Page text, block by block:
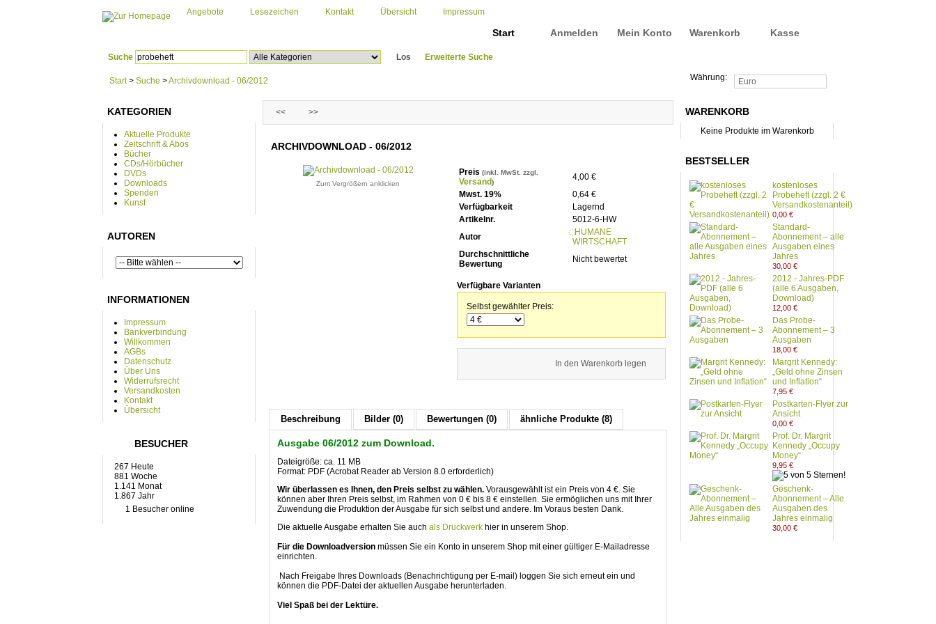
Angebote Lesezeichen Kontakt Übersicht Impressum
Start Anmelden Mein Konto Warenkorb Kasse
Suche Los Erweiterte Suche
Start> Suche >Archivdownload - 06/2012 Währung: Euro
KATEGORIEN
Aktuelle Produkte
Zeitschrift & Abos
Bücher
CDs/Hörbücher
DVDs
Downloads
Spenden
Kunst
AUTOREN
INFORMATIONEN
Impressum
Bankverbindung
Willkommen
AGBs
Datenschutz
Über Uns
Widerrufsrecht
Versandkosten
Kontakt
Übersicht
BESUCHER
267 Heute
881 Woche
1.141 Monat
1.867 Jahr
1 Besucher online
WARENKORB
Keine Produkte im Warenkorb
BESTSELLER
kostenloses
Probeheft (zzgl. 2 €
Versandkostenanteil)
0,00 €
Standard-
Abonnement – alle
Ausgaben eines
Jahres
30,00 €
2012 - Jahres-PDF
(alle 6 Ausgaben,
Download)
12,00 €
Das Probe-
Abonnement – 3
Ausgaben
18,00 €
Margrit Kennedy:
„Geld ohne Zinsen
und Inflation“
7,95 €
Postkarten-Flyer zur
Ansicht
0,00 €
Prof. Dr. Margrit
Kennedy „Occupy
Money“
9,95 €
Geschenk-
Abonnement – Alle
Ausgaben des
Jahres einmalig
30,00 €
<< >>
ARCHIVDOWNLOAD - 06/2012
Zum Vergrößern anklicken
Preis (inkl. MwSt. zzgl.
Versand)
4,00 €
Mwst. 19%
0,64 €
Verfügbarkeit
Lagernd
Artikelnr.
5012-6-HW
Autor
҉ HUMANE
WIRTSCHAFT
Durchschnittliche
Bewertung
Nicht bewertet
Verfügbare Varianten
Selbst gewählter Preis:
In den Warenkorb legen
Beschreibung Bilder (0) Bewertungen (0) ähnliche Produkte (8)
Ausgabe 06/2012 zum Download.
Dateigröße: ca. 11 MB
Format: PDF (Acrobat Reader ab Version 8.0 erforderlich)
Wir überlassen es Ihnen, den Preis selbst zu wählen. Vorausgewählt ist ein Preis von 4 €. Sie
können aber Ihren Preis selbst, im Rahmen von 0 € bis 8 € einstellen. Sie ermöglichen uns mit Ihrer
Zuwendung die Produktion der Ausgabe für sich selbst und andere. Im Voraus besten Dank.
Die aktuelle Ausgabe erhalten Sie auch als Druckwerk hier in unserem Shop.
Für die Downloadversion müssen Sie ein Konto in unserem Shop mit einer gültiger E-Mailadresse
einrichten.
Nach Freigabe Ihres Downloads (Benachrichtigung per E-mail) loggen Sie sich erneut ein und
können die PDF-Datei der aktuellen Ausgabe herunterladen.
Viel Spaß bei der Lektüre.